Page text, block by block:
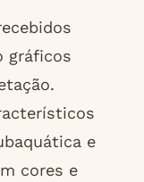
gráficos
e
cores e